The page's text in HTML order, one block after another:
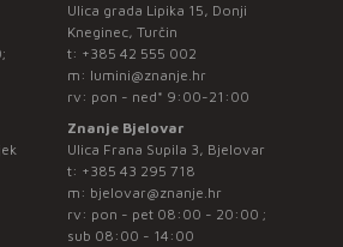
Ulica grada Lipika 15, Donji
Kneginec, Turčin
t: +385 42 555 002
m: lumini@znanje.hr
rv: pon - ned* 9:00-21:00
Znanje Bjelovar
Ulica Frana Supila 3, Bjelovar
t: +385 43 295 718
m: bjelovar@znanje.hr
rv: pon - pet 08:00 - 20:00 ;
sub 08:00 - 14:00